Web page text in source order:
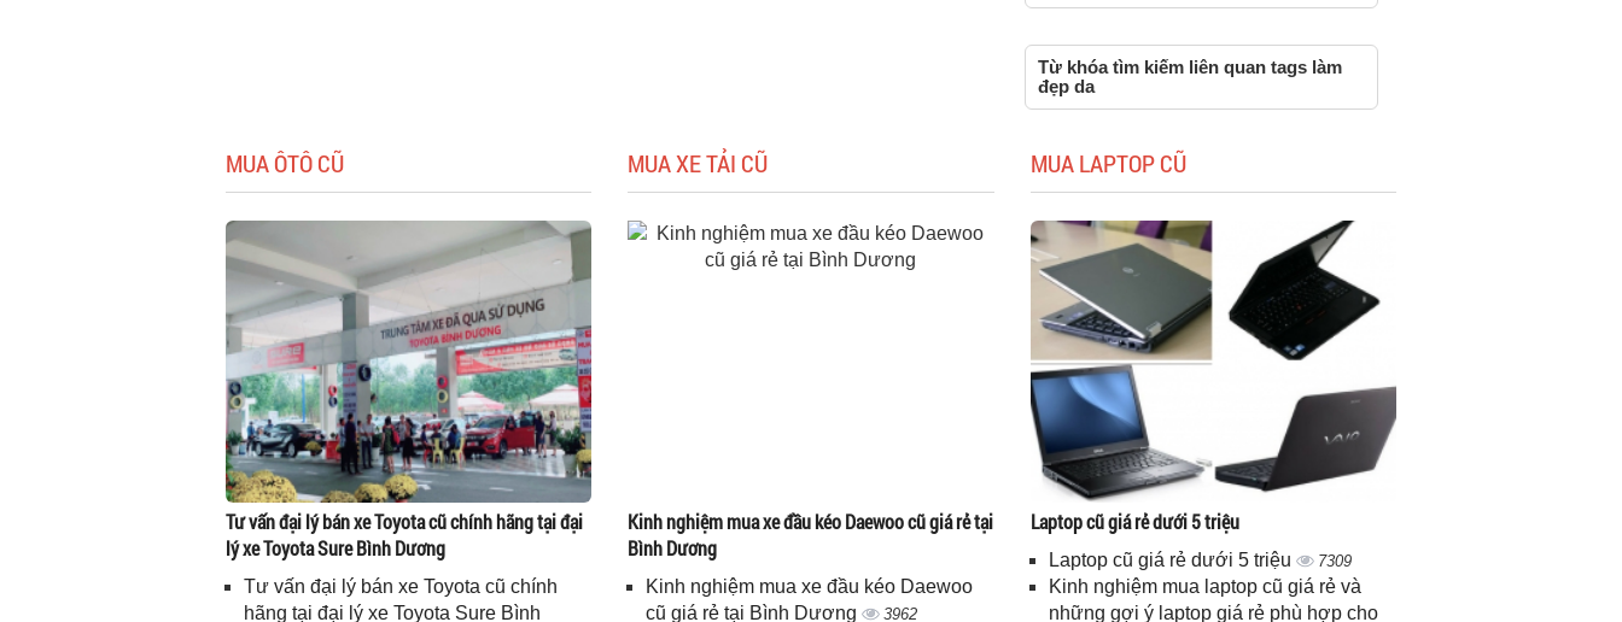
Từ khóa tìm kiếm liên quan tags làm
đẹp da
MUA ÔTÔ CŨ
Tư vấn đại lý bán xe Toyota cũ chính hãng tại đại
lý xe Toyota Sure Bình Dương
Tư vấn đại lý bán xe Toyota cũ chính
hãng tại đại lý xe Toyota Sure Bình
MUA XE TẢI CŨ
Kinh nghiệm mua xe đầu kéo Daewoo cũ giá rẻ tại
Bình Dương
Kinh nghiệm mua xe đầu kéo Daewoo
cũ giá rẻ tại Bình Dương
3962
MUA LAPTOP CŨ
Laptop cũ giá rẻ dưới 5 triệu
Laptop cũ giá rẻ dưới 5 triệu 7309
Kinh nghiệm mua laptop cũ giá rẻ và
những gợi ý laptop giá rẻ phù hợp cho